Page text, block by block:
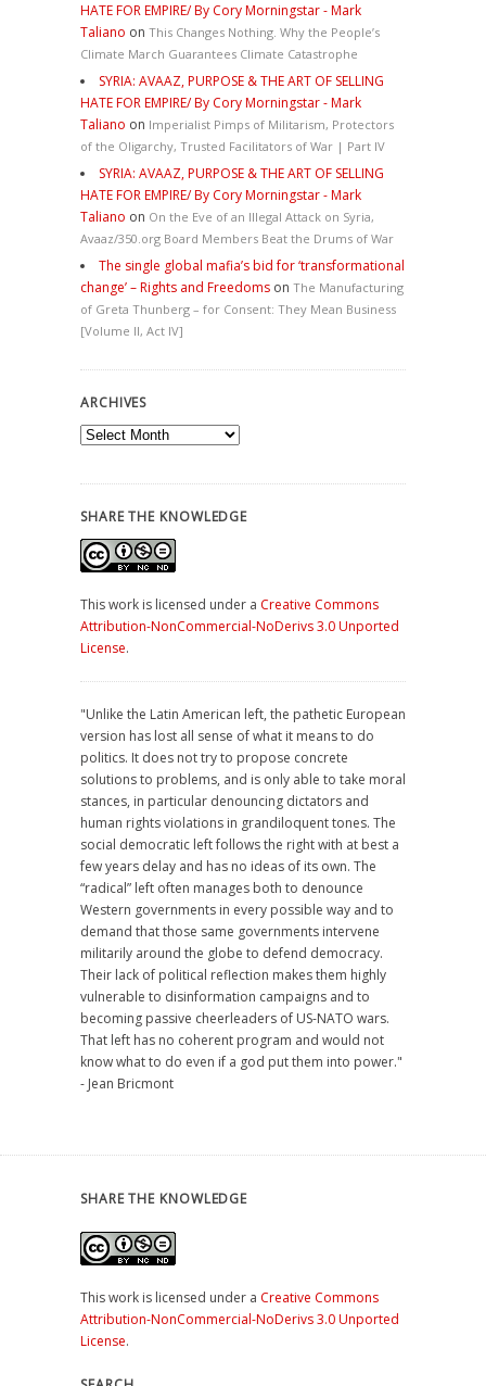
HATE FOR EMPIRE/ By Cory Morningstar - Mark
Taliano on This Changes Nothing. Why the People’s
Climate March Guarantees Climate Catastrophe
SYRIA: AVAAZ, PURPOSE & THE ART OF SELLING
HATE FOR EMPIRE/ By Cory Morningstar - Mark
Taliano on Imperialist Pimps of Militarism, Protectors
of the Oligarchy, Trusted Facilitators of War | Part IV
SYRIA: AVAAZ, PURPOSE & THE ART OF SELLING
HATE FOR EMPIRE/ By Cory Morningstar - Mark
Taliano on On the Eve of an Illegal Attack on Syria,
Avaaz/350.org Board Members Beat the Drums of War
The single global mafia’s bid for ‘transformational
change’ – Rights and Freedoms on The Manufacturing
of Greta Thunberg – for Consent: They Mean Business
[Volume II, Act IV]
ARCHIVES
Archives
SHARE THE KNOWLEDGE
This work is licensed under a Creative Commons
Attribution-NonCommercial-NoDerivs 3.0 Unported
License.
"Unlike the Latin American left, the pathetic European
version has lost all sense of what it means to do
politics. It does not try to propose concrete
solutions to problems, and is only able to take moral
stances, in particular denouncing dictators and
human rights violations in grandiloquent tones. The
social democratic left follows the right with at best a
few years delay and has no ideas of its own. The
“radical” left often manages both to denounce
Western governments in every possible way and to
demand that those same governments intervene
militarily around the globe to defend democracy.
Their lack of political reflection makes them highly
vulnerable to disinformation campaigns and to
becoming passive cheerleaders of US-NATO wars.
That left has no coherent program and would not
know what to do even if a god put them into power."
- Jean Bricmont
SHARE THE KNOWLEDGE
This work is licensed under a Creative Commons
Attribution-NonCommercial-NoDerivs 3.0 Unported
License.